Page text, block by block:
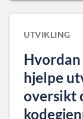
UTVIKLING
hjelpe
oversikt